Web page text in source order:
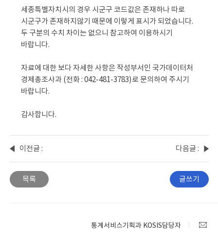
세종특별자치시의 경우 시군구 코드값은 존재하나 따로
시군구가 존재하지않기 때문에 이렇게 표시가 되었습니다.
두 구분의 수치 차이는 없으니 참고하여 이용하시기
바랍니다.
자료에 대한 보다 자세한 사항은 작성부서인 국가데이터처
경제총조사과 (전화 : 042-481-3783)로 문의하여 주시기
바랍니다.
감사합니다.
이전글 :
5명
미만 *
표시
다음글 :
kcd
질병분
류코드
목록 글쓰기
통계서비스기획과 KOSIS담당자